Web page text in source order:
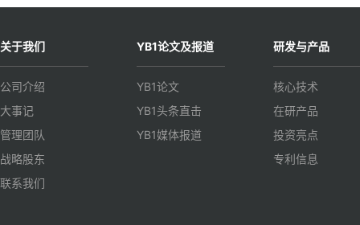
关于我们
公司介绍
大事记
管理团队
战略股东
联系我们
YB1论文及报道
YB1论文
YB1头条直击
YB1媒体报道
研发与产品
核心技术
在研产品
投资亮点
专利信息